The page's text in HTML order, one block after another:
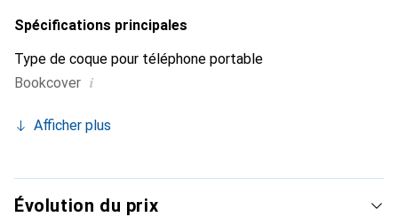
Spécifications principales
Type de coque pour téléphone portable
Bookcover i
Afficher plus
Évolution du prix